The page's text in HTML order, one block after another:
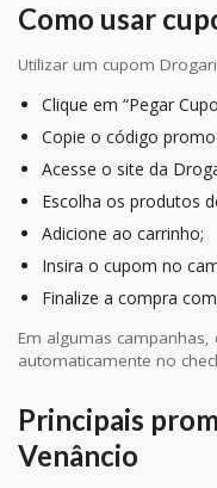
Como usar
Utilizar um cupom
Clique em “Pegar
Copie o código
Acesse o site da
Escolha os produtos
Adicione ao carrinho;
Insira o cupom no
Finalize a compra
Em algumas
automaticamente no
Principais
Venâncio